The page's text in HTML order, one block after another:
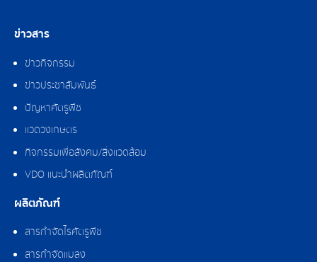
ข่าวสาร
ข่าวกิจกรรม
ข่าวประชาสัมพันธ์
ปัญหาศัตรูพืช
แวดวงเกษตร
กิจกรรมเพื่อสังคม/สิ่งแวดล้อม
VDO แนะนำผลิตภัณฑ์
ผลิตภัณฑ์
สารกำจัดไรศัตรูพืช
สารกำจัดแมลง